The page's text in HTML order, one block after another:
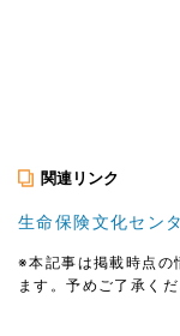
関連リンク
生命保険文化セン
※本記事は掲載時点の
ます。予めご了承くだ